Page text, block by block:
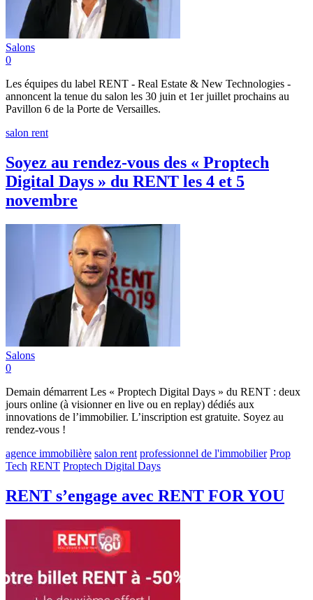
Salons
0
Les équipes du label RENT - Real Estate & New Technologies -
annoncent la tenue du salon les 30 juin et 1er juillet prochains au
Pavillon 6 de la Porte de Versailles.
salon rent
Soyez au rendez-vous des « Proptech
Digital Days » du RENT les 4 et 5
novembre
Salons
0
Demain démarrent Les « Proptech Digital Days » du RENT : deux
jours online (à visionner en live ou en replay) dédiés aux
innovations de l’immobilier. L’inscription est gratuite. Soyez au
rendez-vous !
agence immobilière salon rent professionnel de l'immobilier Prop
Tech RENT Proptech Digital Days
RENT s’engage avec RENT FOR YOU